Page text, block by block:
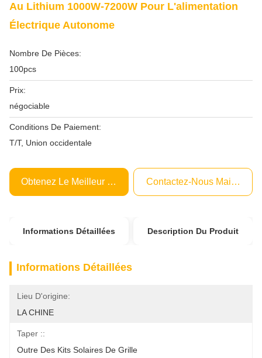
Au Lithium 1000W-7200W Pour L'alimentation
Électrique Autonome
Nombre De Pièces:
100pcs
Prix:
négociable
Conditions De Paiement:
T/T, Union occidentale
Obtenez Le Meilleur Prix Contactez-Nous Maintenant
Informations Détaillées Description Du Produit
Informations Détaillées
Lieu D'origine:
LA CHINE
Taper ::
Outre Des Kits Solaires De Grille